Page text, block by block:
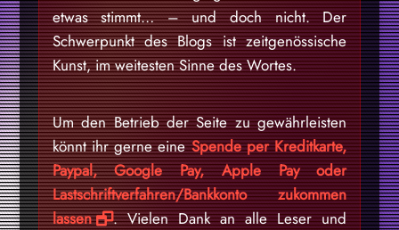
etwas stimmt… – und doch nicht. Der
Schwerpunkt des Blogs ist zeitgenössische
Kunst, im weitesten Sinne des Wortes.
Um den Betrieb der Seite zu gewährleisten
könnt ihr gerne eineSpende per Kreditkarte,
Paypal, Google Pay, Apple Pay oder
Lastschriftverfahren/Bankkonto zukommen
lassen
. Vielen Dank an alle Leser und